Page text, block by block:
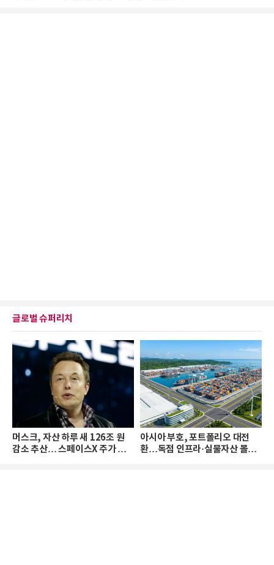
글로벌 슈퍼리치
머스크, 자산 하루 새 126조 원
감소 추산… 스페이스X 주가 하
아시아 부호, 포트폴리오 대전
환…독점 인프라·실물자산 몰린